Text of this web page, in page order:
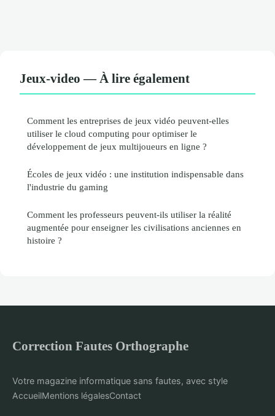
Jeux-video — À lire également
Comment les entreprises de jeux vidéo peuvent-elles
utiliser le cloud computing pour optimiser le
développement de jeux multijoueurs en ligne ?
Écoles de jeux vidéo : une institution indispensable dans
l'industrie du gaming
Comment les professeurs peuvent-ils utiliser la réalité
augmentée pour enseigner les civilisations anciennes en
histoire ?
Correction Fautes Orthographe
Votre magazine informatique sans fautes, avec style
AccueilMentions légalesContact